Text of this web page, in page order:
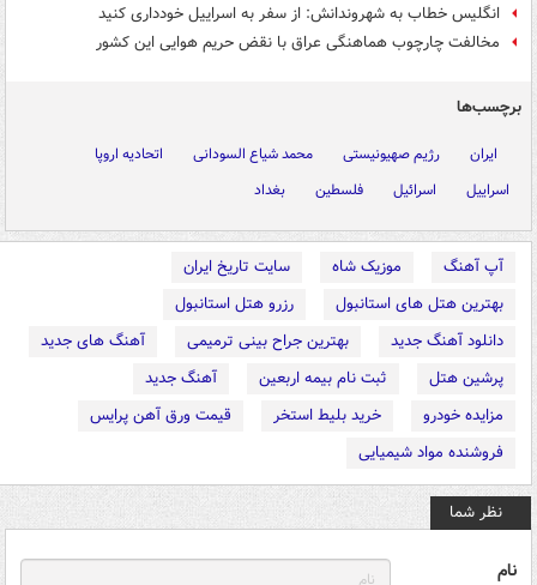
انگلیس خطاب به شهروندانش: از سفر به اسراییل خودداری کنید
مخالفت چارچوب هماهنگی عراق با نقض حریم هوایی این کشور
برچسب‌ها
ایران رژیم صهیونیستی محمد شیاع السودانی
اتحادیه اروپا
اسراییل
اسرائیل فلسطین بغداد
آپ آهنگ موزیک شاه
سایت تاریخ ایران
بهترین هتل های استانبول
رزرو هتل استانبول
دانلود آهنگ جدید
بهترین جراح بینی ترمیمی
آهنگ های جدید
پرشین هتل
ثبت نام بیمه اربعین
آهنگ جدید
مزایده خودرو
خرید بلیط استخر
قیمت ورق آهن پرایس
فروشنده مواد شیمیایی
نظر شما
نام